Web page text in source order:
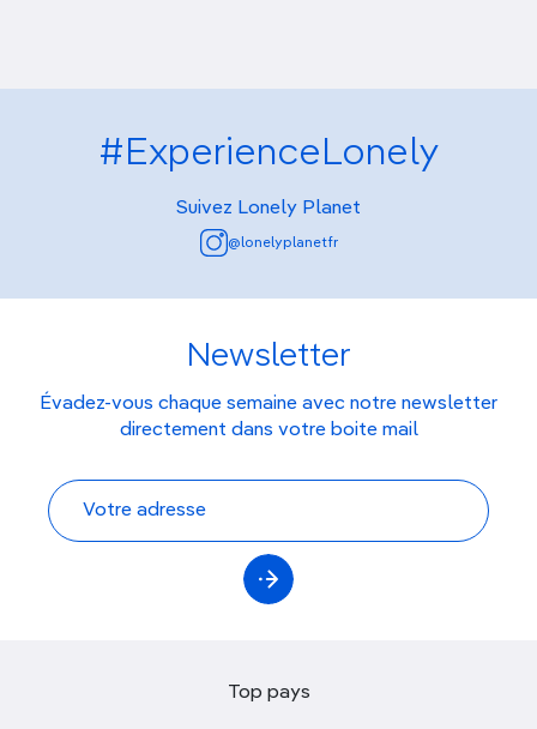
#ExperienceLonely
Suivez Lonely Planet
@lonelyplanetfr
Newsletter
Évadez-vous chaque semaine avec notre newsletter
directement dans votre boite mail
Top pays